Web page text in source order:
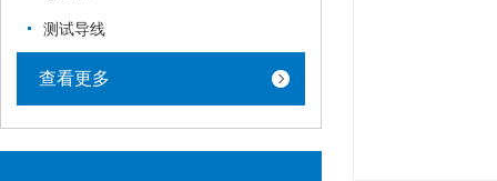
测试导线
查看更多